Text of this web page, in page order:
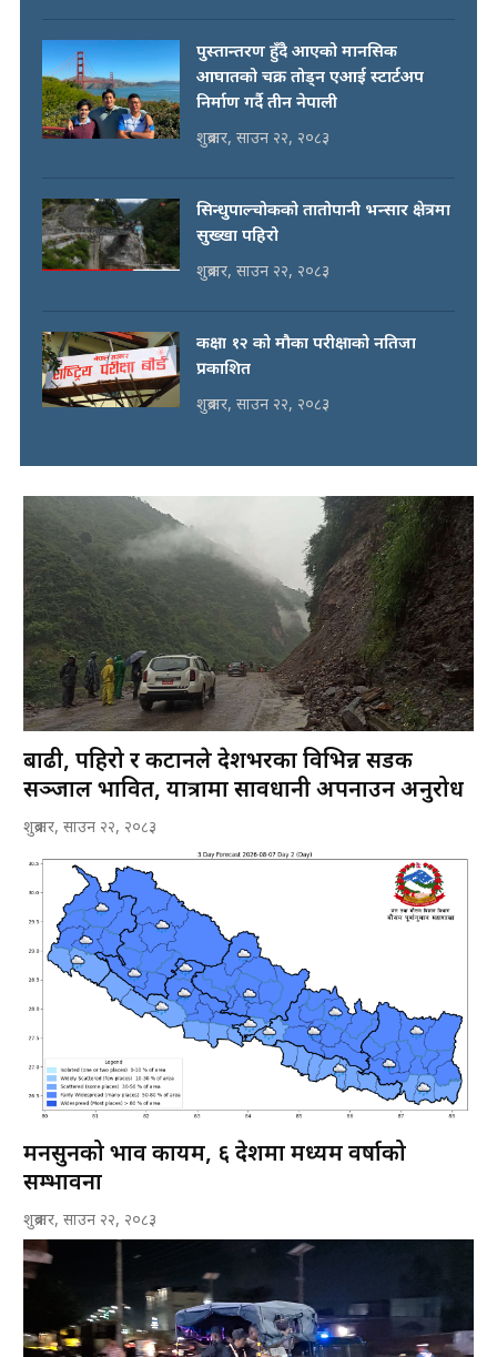
पुस्तान्तरण हुँदै आएको मानसिक
आघातको चक्र तोड्न एआई स्टार्टअप
निर्माण गर्दै तीन नेपाली
शुक्रबार, साउन २२, २०८३
सिन्धुपाल्चोकको तातोपानी भन्सार क्षेत्रमा
सुख्खा पहिरो
शुक्रबार, साउन २२, २०८३
कक्षा १२ को मौका परीक्षाको नतिजा
प्रकाशित
शुक्रबार, साउन २२, २०८३
बाढी, पहिरो र कटानले देशभरका विभिन्न सडक
सञ्जाल प्रभावित, यात्रामा सावधानी अपनाउन अनुरोध
शुक्रबार, साउन २२, २०८३
मनसुनको प्रभाव कायम, ६ प्रदेशमा मध्यम वर्षाको
सम्भावना
शुक्रबार, साउन २२, २०८३